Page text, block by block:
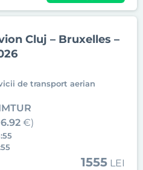
Cluj – Bruxelles –
de transport aerian
€)
1555 LEI